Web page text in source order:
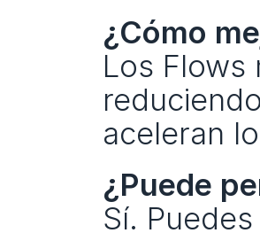
¿Cómo
Los Flows
aceleran
¿Puede
Sí.